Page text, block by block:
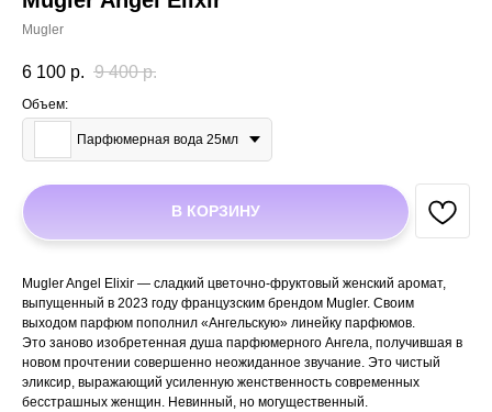
Mugler
6 100 р. 9 400 р.
Объем:
Парфюмерная вода 25мл
В КОРЗИНУ
Mugler Angel Elixir — сладкий цветочно-фруктовый женский аромат,
выпущенный в 2023 году французским брендом Mugler. Своим
выходом парфюм пополнил «Ангельскую» линейку парфюмов.
Это заново изобретенная душа парфюмерного Ангела, получившая в
новом прочтении совершенно неожиданное звучание. Это чистый
эликсир, выражающий усиленную женственность современных
бесстрашных женщин. Невинный, но могущественный.